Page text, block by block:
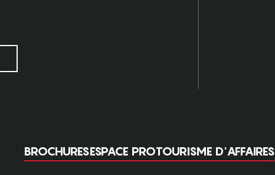
BROCHURESESPACE PROTOURISME D'AFFAIRES